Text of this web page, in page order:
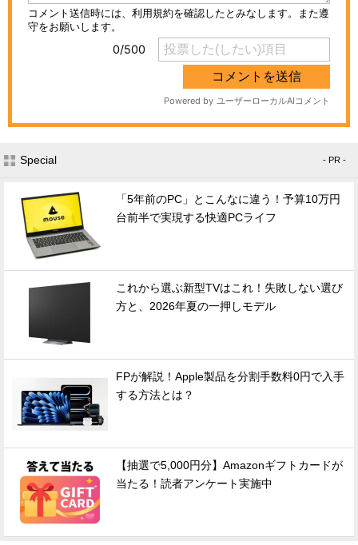
Special - PR -
「5年前のPC」とこんなに違う！予算10万円
台前半で実現する快適PCライフ
これから選ぶ新型TVはこれ！失敗しない選び
方と、2026年夏の一押しモデル
FPが解説！Apple製品を分割手数料0円で入手
する方法とは？
【抽選で5,000円分】Amazonギフトカードが
当たる！読者アンケート実施中